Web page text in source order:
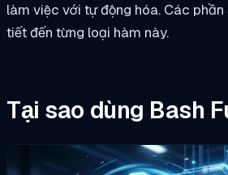
làm việc với tự động hóa. Các
tiết đến từng loại hàm này.
Tại sao dùng Bash